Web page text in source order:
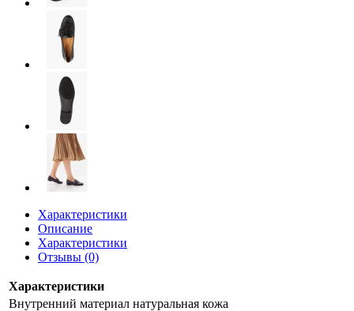
Характеристики
Описание
Характеристики
Отзывы (0)
Характеристики
Внутренний материал натуральная кожа